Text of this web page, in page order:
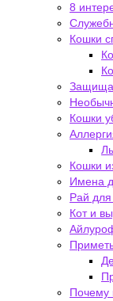
8
Кошки
Кошки
Кошки
Имена
Рай
Кот и
Почему